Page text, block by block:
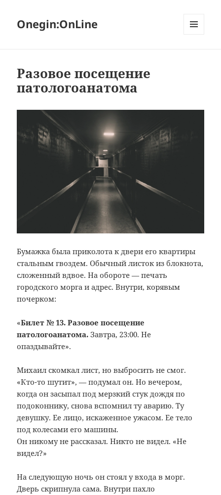
Onegin:OnLine
Разовое посещение
патологоанатома
Бумажка была приколота к двери его квартиры
стальным гвоздем. Обычный листок из блокнота,
сложенный вдвое. На обороте — печать
городского морга и адрес. Внутри, корявым
почерком:
«Билет № 13. Разовое посещение
патологоанатома. Завтра, 23:00. Не
опаздывайте».
Михаил скомкал лист, но выбросить не смог.
«Кто-то шутит», — подумал он. Но вечером,
когда он засыпал под мерзкий стук дождя по
подоконнику, снова вспомнил ту аварию. Ту
девушку. Ее лицо, искаженное ужасом. Ее тело
под колесами его машины.
Он никому не рассказал. Никто не видел. «Не
видел?»
На следующую ночь он стоял у входа в морг.
Дверь скрипнула сама. Внутри пахло